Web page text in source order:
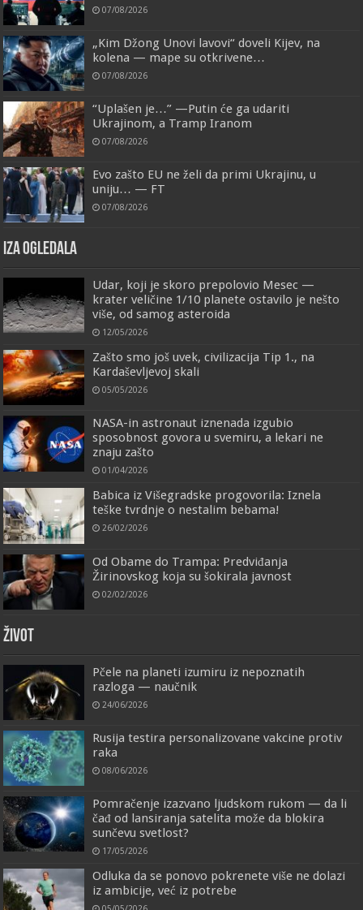
07/08/2026
„Kim Džong Unovi lavovi“ doveli Kijev, na
kolena — mape su otkrivene…
07/08/2026
“Uplašen je…” —Putin će ga udariti
Ukrajinom, a Tramp Iranom
07/08/2026
Evo zašto EU ne želi da primi Ukrajinu, u
uniju… — FT
07/08/2026
IZA OGLEDALA
Udar, koji je skoro prepolovio Mesec —
krater veličine 1/10 planete ostavilo je nešto
više, od samog asteroida
12/05/2026
Zašto smo još uvek, civilizacija Tip 1., na
Kardaševljevoj skali
05/05/2026
NASA-in astronaut iznenada izgubio
sposobnost govora u svemiru, a lekari ne
znaju zašto
01/04/2026
Babica iz Višegradske progovorila: Iznela
teške tvrdnje o nestalim bebama!
26/02/2026
Od Obame do Trampa: Predviđanja
Žirinovskog koja su šokirala javnost
02/02/2026
ŽIVOT
Pčele na planeti izumiru iz nepoznatih
razloga — naučnik
24/06/2026
Rusija testira personalizovane vakcine protiv
raka
08/06/2026
Pomračenje izazvano ljudskom rukom — da li
čađ od lansiranja satelita može da blokira
sunčevu svetlost?
17/05/2026
Odluka da se ponovo pokrenete više ne dolazi
iz ambicije, već iz potrebe